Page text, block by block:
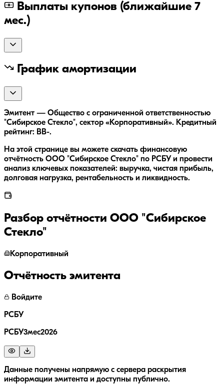
Выплаты купонов (ближайшие 7
мес.)
График амортизации
Эмитент — Общество с ограниченной ответственностью
"Сибирское Стекло", сектор «Корпоративный». Кредитный
рейтинг: BB-.
На этой странице вы можете скачать финансовую
отчётность ООО "Сибирское Стекло" по РСБУ и провести
анализ ключевых показателей: выручка, чистая прибыль,
долговая нагрузка, рентабельность и ликвидность.
Разбор отчётности ООО "Сибирское
Стекло"
Корпоративный
Отчётность эмитента
Войдите
РСБУ
РСБУ3мес2026
Данные получены напрямую с сервера раскрытия
информации эмитента и доступны публично.